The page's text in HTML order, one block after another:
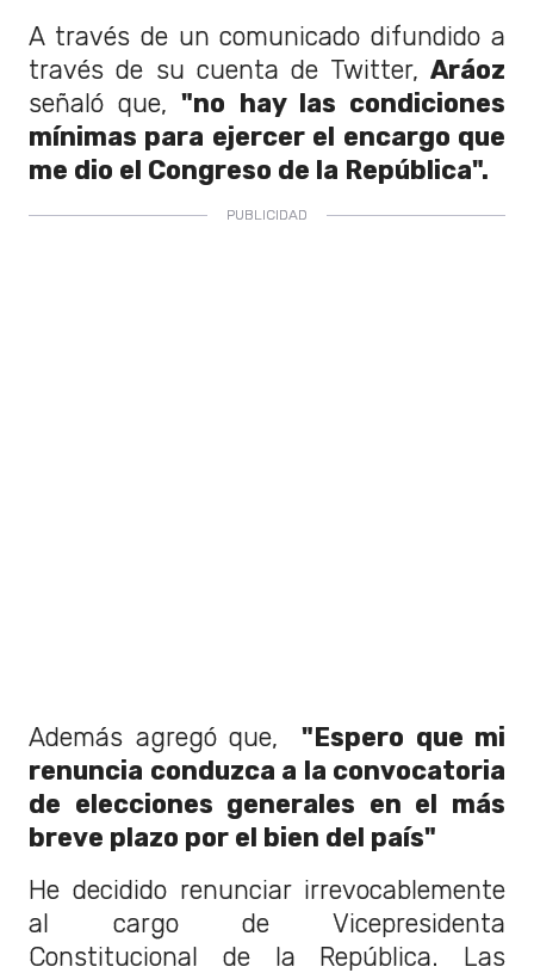
A través de un comunicado difundido a
través de su cuenta de Twitter, Aráoz
señaló que,"no hay las condiciones
mínimas para ejercer el encargo que
me dio el Congreso de la República".
Además agregó que,
"Espero que mi
renuncia conduzca a la convocatoria
de elecciones generales en el más
breve plazo por el bien del país"
He decidido renunciar irrevocablemente
al cargo de Vicepresidenta
Constitucional de la República. Las